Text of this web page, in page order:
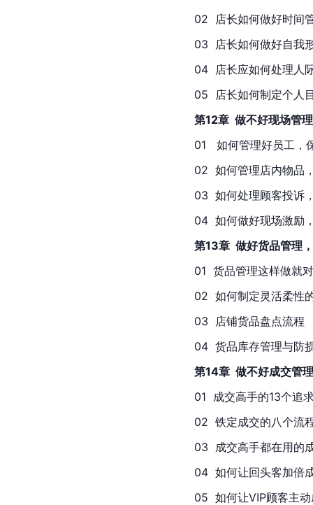
02  店长如何做好时间管
03  店长如何做好自我形
04  店长应如何处理人
05  店长如何制定个人
第12章  做不好现场管
01   如何管理好员工，
02  如何管理店内物品
03  如何处理顾客投诉
04  如何做好现场激励
第13章  做好货品管理
01  货品管理这样做就对
02  如何制定灵活柔性
03  店铺货品盘点流程
04  货品库存管理与防
第14章  做不好成交管
01  成交高手的13个追
02  铁定成交的八个流
03  成交高手都在用的
04  如何让回头客加倍成
05  如何让VIP顾客主